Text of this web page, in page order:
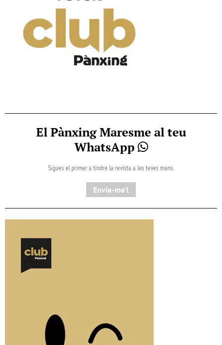
El Pànxing Maresme al teu
WhatsApp
Sigues el primer a tindre la revista a les teves mans.
Envia-me'l